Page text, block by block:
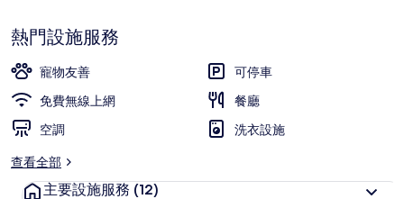
熱門設施服務
寵物友善
可停車
免費無線上網
餐廳
空調
洗衣設施
查看全部
主要設施服務 (12)